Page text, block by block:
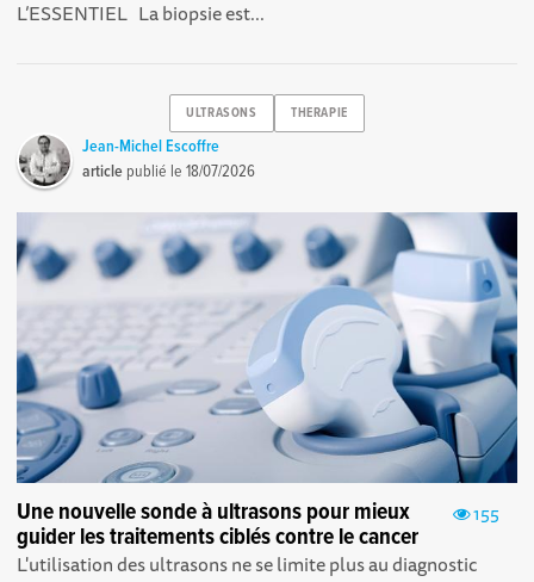
L’ESSENTIEL La biopsie est...
ULTRASONS THERAPIE
Jean-Michel Escoffre
article publié le18/07/2026
155
Une nouvelle sonde à ultrasons pour mieux
guider les traitements ciblés contre le cancer
L'utilisation des ultrasons ne se limite plus au diagnostic